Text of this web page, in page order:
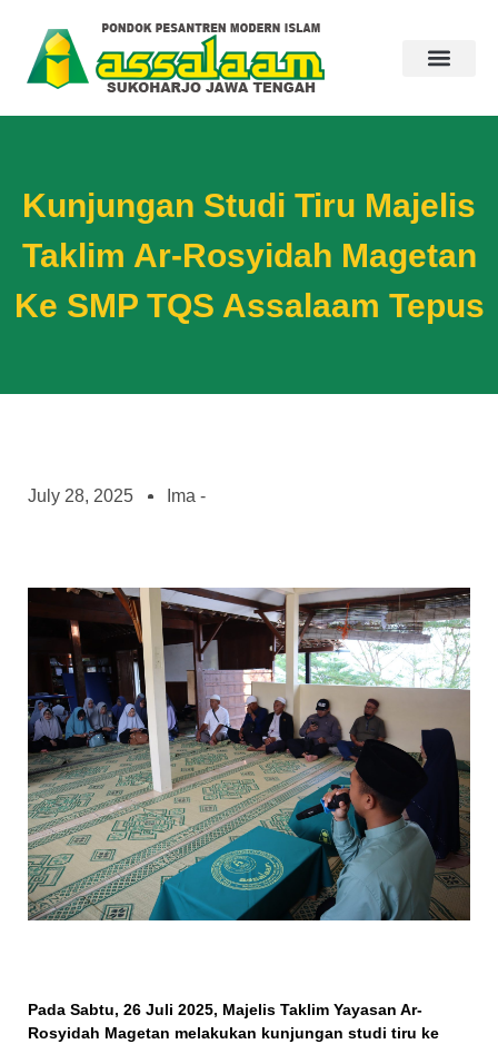
Kunjungan Studi Tiru Majelis
Taklim Ar-Rosyidah Magetan
Ke SMP TQS Assalaam Tepus
July 28, 2025 Ima -
Pada Sabtu, 26 Juli 2025, Majelis Taklim Yayasan Ar-
Rosyidah Magetan melakukan kunjungan studi tiru ke